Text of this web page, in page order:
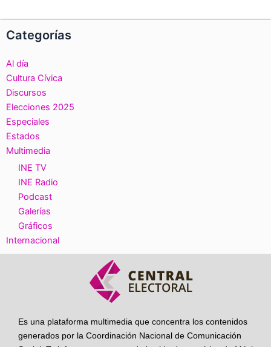
Categorías
Al día
Cultura Cívica
Discursos
Elecciones 2025
Especiales
Estados
Multimedia
INE TV
INE Radio
Podcast
Galerías
Gráficos
Internacional
Es una plataforma multimedia que concentra los contenidos
generados por la Coordinación Nacional de Comunicación